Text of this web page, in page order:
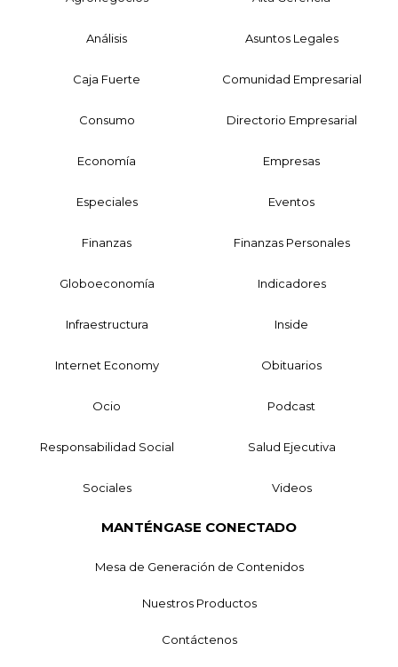
Análisis Asuntos Legales
Caja Fuerte Comunidad Empresarial
Consumo Directorio Empresarial
Economía Empresas
Especiales Eventos
Finanzas Finanzas Personales
Globoeconomía Indicadores
Infraestructura Inside
Internet Economy Obituarios
Ocio Podcast
Responsabilidad Social Salud Ejecutiva
Sociales Videos
MANTÉNGASE CONECTADO
Mesa de Generación de Contenidos
Nuestros Productos
Contáctenos